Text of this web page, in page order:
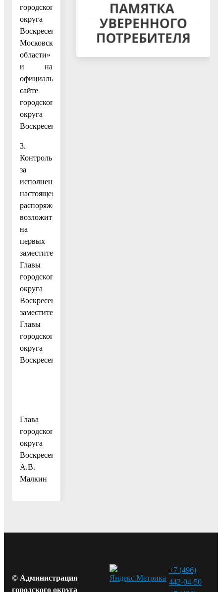
городского
округа
Воскресенск
Московской
области»
и на
официальном
сайте
городского
округа
Воскресенск.
3.
Контроль
за
исполнением
настоящего
распоряжения
возложить
на
первых
заместителей
Главы
городского
округа
Воскресенск,
заместителей
Главы
городского
округа
Воскресенск.
Глава
городского
округа
Воскресенск
А.В.
Малкин
© Администрация
городского округа
+7 (496)
442-04-50